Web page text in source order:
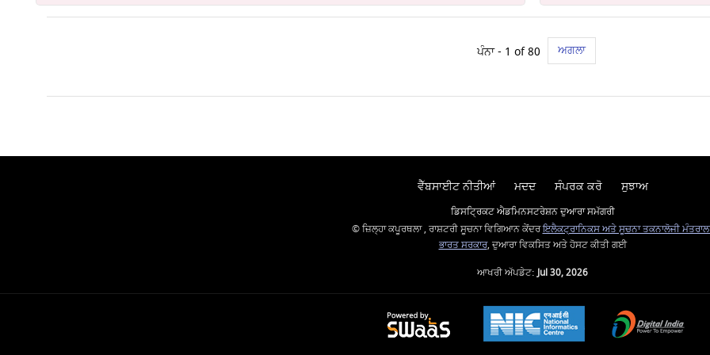
ਪੰਨਾ - 1 of 80 ਅਗਲਾ
ਵੈੱਬਸਾਈਟ ਨੀਤੀਆਂ ਮਦਦ ਸੰਪਰਕ ਕਰੋ ਸੁਝਾਅ
ਡਿਸਟ੍ਰਿਕਟ ਐਡਮਿਨਸਟਰੇਸ਼ਨ ਦੁਆਰਾ ਸਮੱਗਰੀ
© ਜ਼ਿਲ੍ਹਾ ਕਪੂਰਥਲਾ , ਰਾਸ਼ਟਰੀ ਸੂਚਨਾ ਵਿਗਿਆਨ ਕੇਂਦਰਇਲੈਕਟ੍ਰਾਨਿਕਸ ਅਤੇ ਸੂਚਨਾ ਤਕਨਾਲੋਜੀ
ਭਾਰਤ ਸਰਕਾਰ, ਦੁਆਰਾ ਵਿਕਸਿਤ ਅਤੇ ਹੋਸਟ ਕੀਤੀ ਗਈ
ਆਖਰੀ ਅੱਪਡੇਟ:Jul 30, 2026